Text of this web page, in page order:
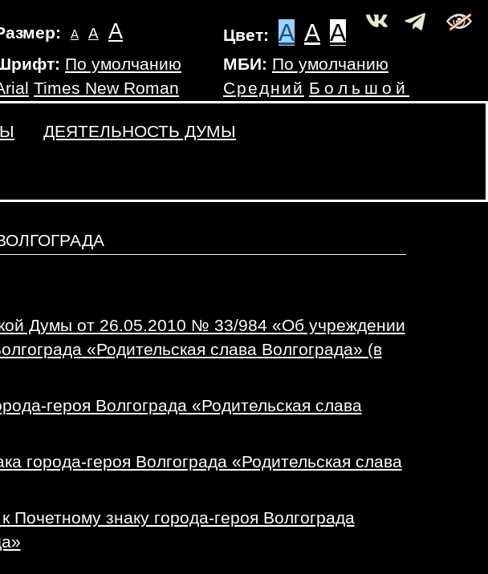
А А А Цвет: A A A
По умолчанию
Times New Roman
МБИ: По умолчанию
Средний Большой
ДЕЯТЕЛЬНОСТЬ ДУМЫ
Думы от 26.05.2010 № 33/984 «Об учреждении
«Родительская слава Волгограда» (в
героя Волгограда «Родительская слава
города-героя Волгограда «Родительская слава
Почетному знаку города-героя Волгограда